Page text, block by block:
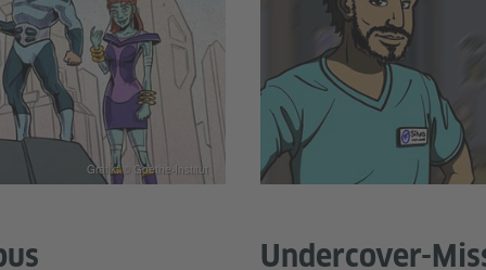
Grafik: © Goethe-Institut
Undercover-